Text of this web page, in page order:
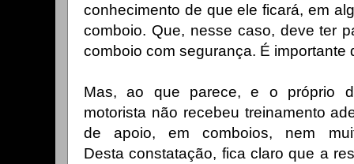
conhecimento de que ele ficará, em
comboio. Que, nesse caso, deve ter
comboio com segurança. É importante
Mas, ao que parece, e o próprio
motorista não recebeu treinamento
de apoio, em comboios, nem
Desta constatação, fica claro que a